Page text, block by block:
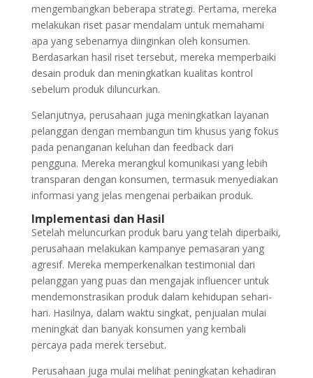
mengembangkan beberapa strategi. Pertama, mereka
melakukan riset pasar mendalam untuk memahami
apa yang sebenarnya diinginkan oleh konsumen.
Berdasarkan hasil riset tersebut, mereka memperbaiki
desain produk dan meningkatkan kualitas kontrol
sebelum produk diluncurkan.
Selanjutnya, perusahaan juga meningkatkan layanan
pelanggan dengan membangun tim khusus yang fokus
pada penanganan keluhan dan feedback dari
pengguna. Mereka merangkul komunikasi yang lebih
transparan dengan konsumen, termasuk menyediakan
informasi yang jelas mengenai perbaikan produk.
Implementasi dan Hasil
Setelah meluncurkan produk baru yang telah diperbaiki,
perusahaan melakukan kampanye pemasaran yang
agresif. Mereka memperkenalkan testimonial dari
pelanggan yang puas dan mengajak influencer untuk
mendemonstrasikan produk dalam kehidupan sehari-
hari. Hasilnya, dalam waktu singkat, penjualan mulai
meningkat dan banyak konsumen yang kembali
percaya pada merek tersebut.
Perusahaan juga mulai melihat peningkatan kehadiran